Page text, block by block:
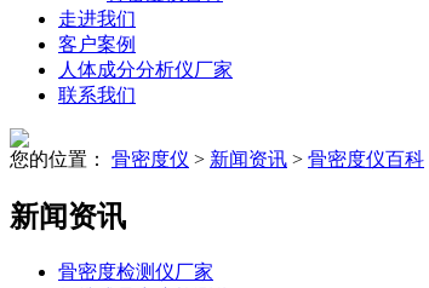
走进我们
客户案例
人体成分分析仪厂家
联系我们
您的位置： 骨密度仪 > 新闻资讯 > 骨密度仪百科
新闻资讯
骨密度检测仪厂家